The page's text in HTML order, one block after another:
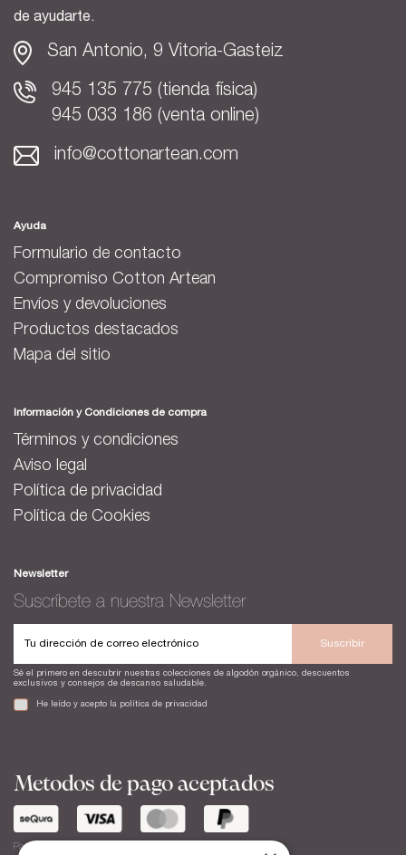
de ayudarte.
San Antonio, 9 Vitoria-Gasteiz
945 135 775 (tienda física)
945 033 186 (venta online)
info@cottonartean.com
Ayuda
Formulario de contacto
Compromiso Cotton Artean
Envíos y devoluciones
Productos destacados
Mapa del sitio
Información y Condiciones de compra
Términos y condiciones
Aviso legal
Política de privacidad
Política de Cookies
Newsletter
Suscríbete a nuestra Newsletter
Suscribir
Sé el primero en descubrir nuestras colecciones de algodón orgánico, descuentos
exclusivos y consejos de descanso saludable.
He leído y acepto la política de privacidad
Metodos de pago aceptados
Paga a tu ritmo en 3, 6 o 12 meses con seQura.